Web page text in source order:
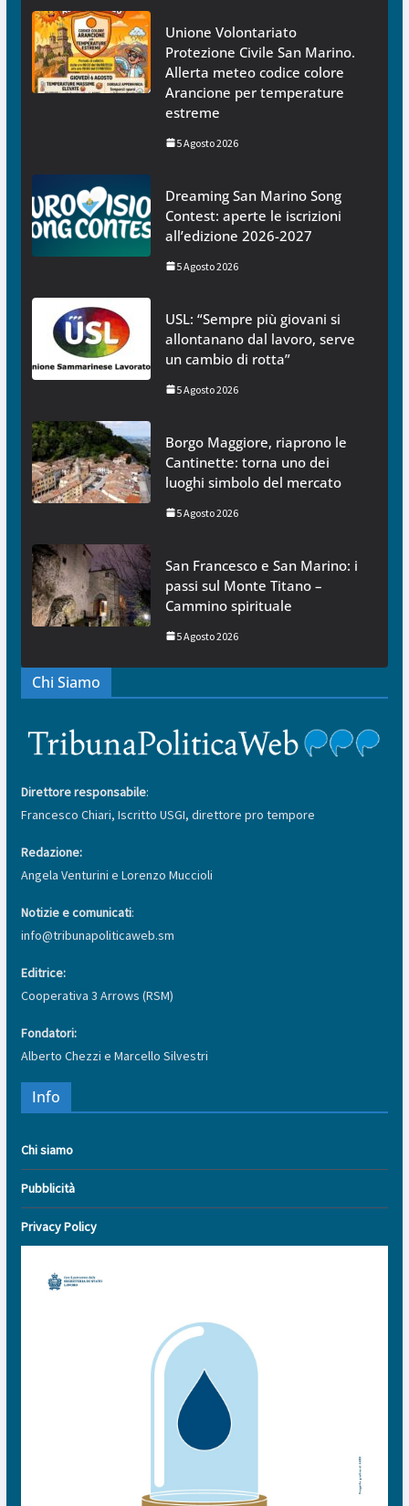
Unione Volontariato
Protezione Civile San Marino.
Allerta meteo codice colore
Arancione per temperature
estreme
5 Agosto 2026
Dreaming San Marino Song
Contest: aperte le iscrizioni
all’edizione 2026-2027
5 Agosto 2026
USL: “Sempre più giovani si
allontanano dal lavoro, serve
un cambio di rotta”
5 Agosto 2026
Borgo Maggiore, riaprono le
Cantinette: torna uno dei
luoghi simbolo del mercato
5 Agosto 2026
San Francesco e San Marino: i
passi sul Monte Titano –
Cammino spirituale
5 Agosto 2026
Chi Siamo
Direttore responsabile:
Francesco Chiari, Iscritto USGI, direttore pro tempore
Redazione:
Angela Venturini e Lorenzo Muccioli
Notizie e comunicati:
info@tribunapoliticaweb.sm
Editrice:
Cooperativa 3 Arrows (RSM)
Fondatori:
Alberto Chezzi e Marcello Silvestri
Info
Chi siamo
Pubblicità
Privacy Policy